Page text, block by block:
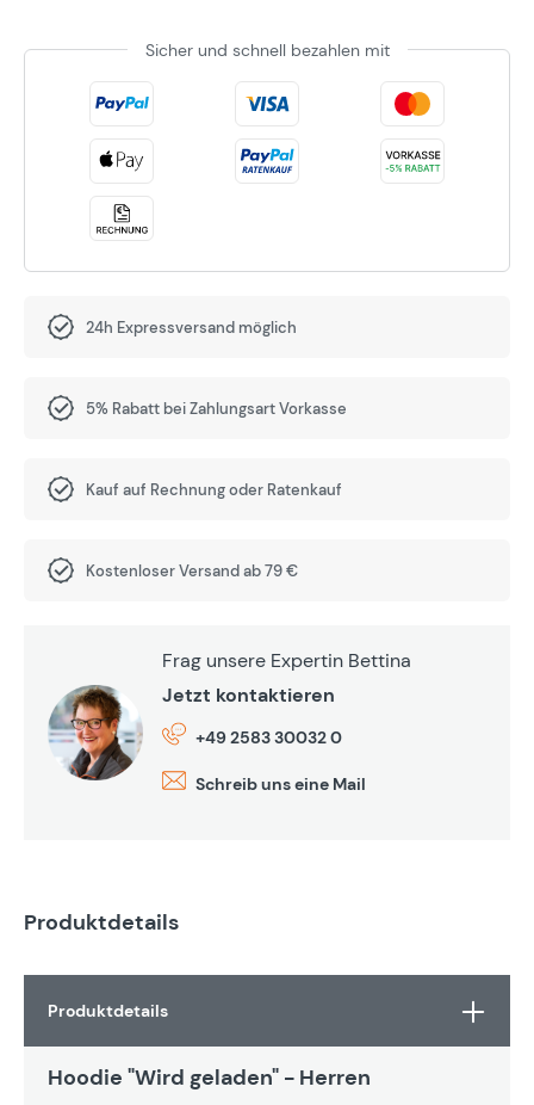
Sicher und schnell bezahlen mit
24h Expressversand möglich
5% Rabatt bei Zahlungsart Vorkasse
Kauf auf Rechnung oder Ratenkauf
Kostenloser Versand ab 79 €
Frag unsere Expertin Bettina
Jetzt kontaktieren
+49 2583 30032 0
Schreib uns eine Mail
Produktdetails
Produktdetails
Hoodie "Wird geladen" - Herren